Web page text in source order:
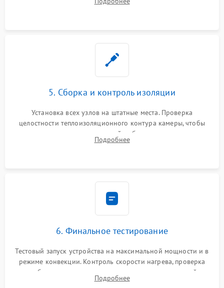
выгоревших реле, восстановление контактов и замена
5. Сборка и контроль изоляции
Установка всех узлов на штатные места. Проверка
целостности теплоизоляционного контура камеры, чтобы
исключить перегрев кухонной мебели и потерю тепла.
Надежная фиксация клемм и сборка корпуса шкафа.
Подробнее
6. Финальное тестирование
Тестовый запуск устройства на максимальной мощности и в
режиме конвекции. Контроль скорости нагрева, проверка
срабатывания термостата при достижении заданной
температуры и тест на отсутствие утечек тока.
Подробнее